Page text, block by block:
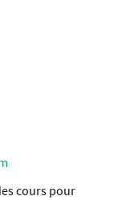
cours pour